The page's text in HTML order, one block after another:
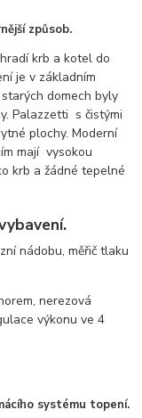
způsob.
krb a kotel do
je v základním
domech byly
Palazzetti s čistými
plochy. Moderní
mají vysokou
krb a žádné tepelné
nádobu, měřič tlaku
nerezová
výkonu ve 4
systému topení.